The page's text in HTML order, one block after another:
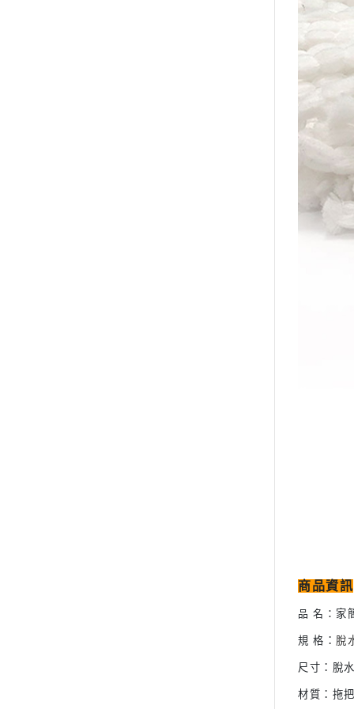
商品資訊
品 名： 家
規 格： 脫
尺寸：脫
材質：拖